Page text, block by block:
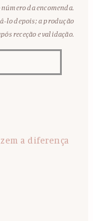
da encomenda.
lo depois; a produção
receção e validação.
a diferença